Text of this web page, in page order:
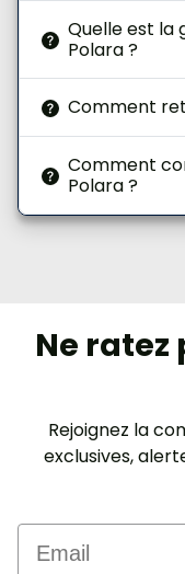
Quelle est la
Polara ?
Comment
Comment
Polara ?
Ne ratez
Rejoignez la
exclusives,
Email